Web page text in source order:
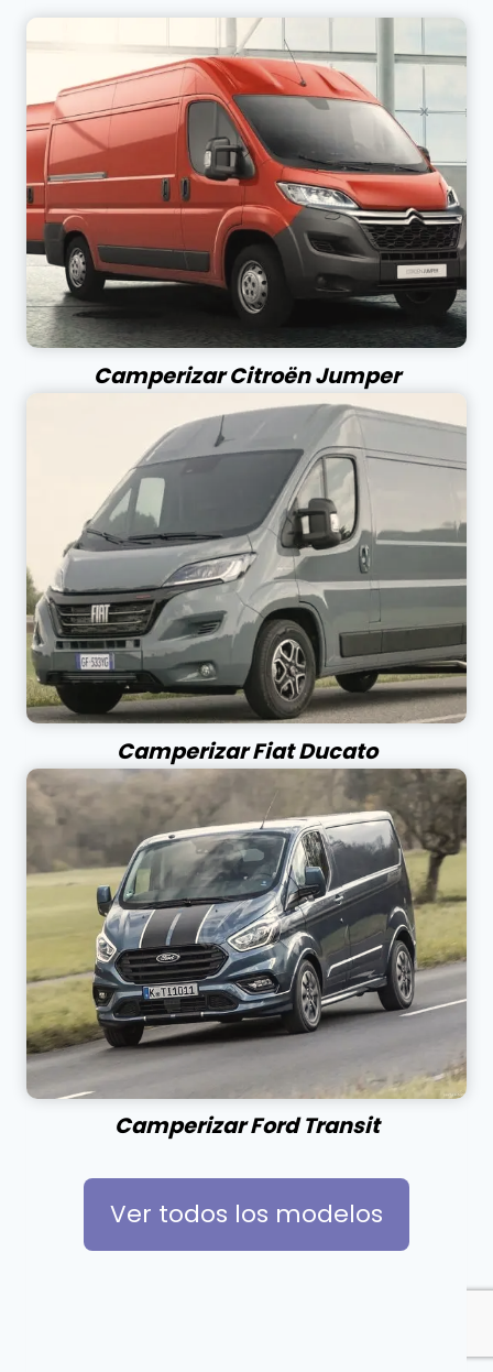
Camperizar Citroën Jumper
Camperizar Fiat Ducato
Camperizar Ford Transit
Ver todos los modelos